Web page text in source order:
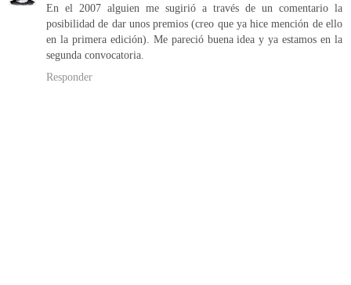
En el 2007 alguien me sugirió a través de un comentario la
posibilidad de dar unos premios (creo que ya hice mención de ello
en la primera edición). Me pareció buena idea y ya estamos en la
segunda convocatoria.
Responder